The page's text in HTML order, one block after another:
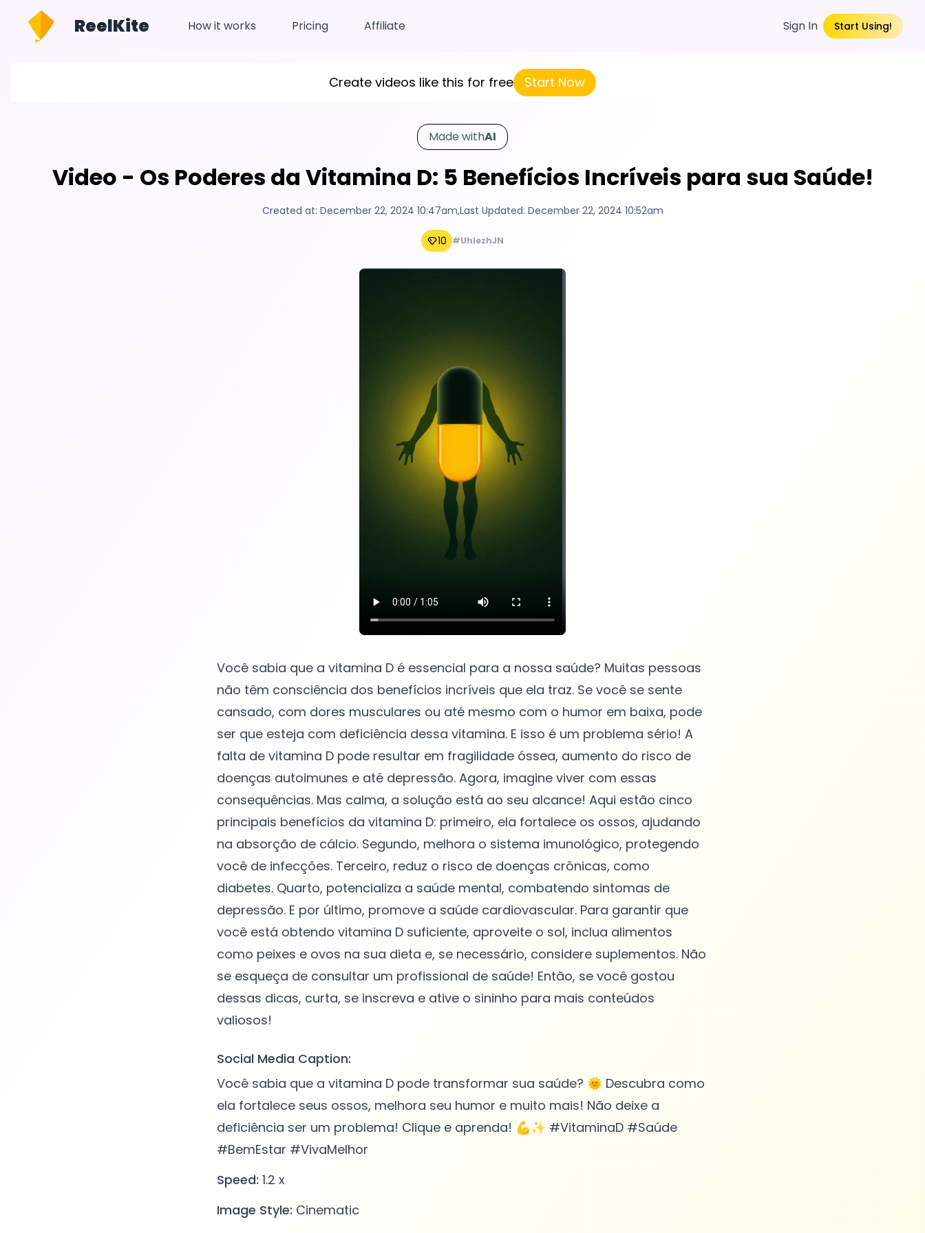
ReelKite How it works Pricing Affiliate Sign In Start Using!
Create videos like this for free Start Now
Made withAI
Video - Os Poderes da Vitamina D: 5 Benefícios Incríveis para sua Saúde!
Created at: December 22, 2024 10:47am,Last Updated: December 22, 2024 10:52am
10 #UhIezhJN
Você sabia que a vitamina D é essencial para a nossa saúde? Muitas pessoas
não têm consciência dos benefícios incríveis que ela traz. Se você se sente
cansado, com dores musculares ou até mesmo com o humor em baixa, pode
ser que esteja com deficiência dessa vitamina. E isso é um problema sério! A
falta de vitamina D pode resultar em fragilidade óssea, aumento do risco de
doenças autoimunes e até depressão. Agora, imagine viver com essas
consequências. Mas calma, a solução está ao seu alcance! Aqui estão cinco
principais benefícios da vitamina D: primeiro, ela fortalece os ossos, ajudando
na absorção de cálcio. Segundo, melhora o sistema imunológico, protegendo
você de infecções. Terceiro, reduz o risco de doenças crônicas, como
diabetes. Quarto, potencializa a saúde mental, combatendo sintomas de
depressão. E por último, promove a saúde cardiovascular. Para garantir que
você está obtendo vitamina D suficiente, aproveite o sol, inclua alimentos
como peixes e ovos na sua dieta e, se necessário, considere suplementos. Não
se esqueça de consultar um profissional de saúde! Então, se você gostou
dessas dicas, curta, se inscreva e ative o sininho para mais conteúdos
Social Media Caption:
Você sabia que a vitamina D pode transformar sua saúde? 🌞 Descubra como
ela fortalece seus ossos, melhora seu humor e muito mais! Não deixe a
deficiência ser um problema! Clique e aprenda! 💪✨ #VitaminaD #Saúde
#BemEstar #VivaMelhor
Speed: 1.2 x
Image Style: Cinematic